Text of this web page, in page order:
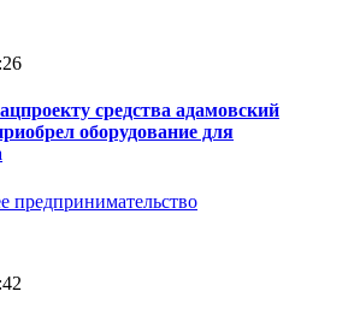
средства адамовский
оборудование для
предпринимательство